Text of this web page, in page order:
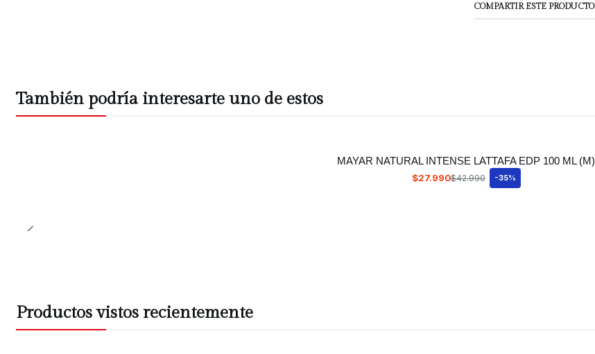
COMPARTIR ESTE PRODUCTO
También podría interesarte uno de estos
MAYAR NATURAL INTENSE LATTAFA EDP 100 ML (M)
$27.990$42.990 -35%
Productos vistos recientemente